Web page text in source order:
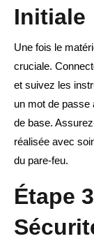
Initiale
Une fois le
cruciale.
et suivez les
un mot de passe
de base.
réalisée avec
du pare-feu.
Étape